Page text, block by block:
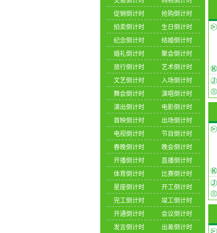
促销倒计时
抢购倒计时
拍卖倒计时
生日倒计时
纪念倒计时
结婚倒计时
婚礼倒计时
聚会倒计时
旅行倒计时
艺术倒计时
文艺倒计时
入场倒计时
舞会倒计时
演唱倒计时
演出倒计时
电影倒计时
首映倒计时
出场倒计时
电视倒计时
节目倒计时
春晚倒计时
晚会倒计时
开播倒计时
直播倒计时
体育倒计时
比赛倒计时
星座倒计时
开工倒计时
完工倒计时
竣工倒计时
开通倒计时
会议倒计时
发言倒计时
出差倒计时